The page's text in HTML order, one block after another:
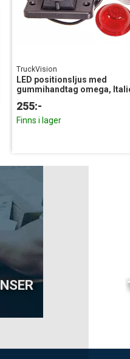
TruckVision
LED positionsljus med
gummihandtag omega,
255:-
Finns i lager